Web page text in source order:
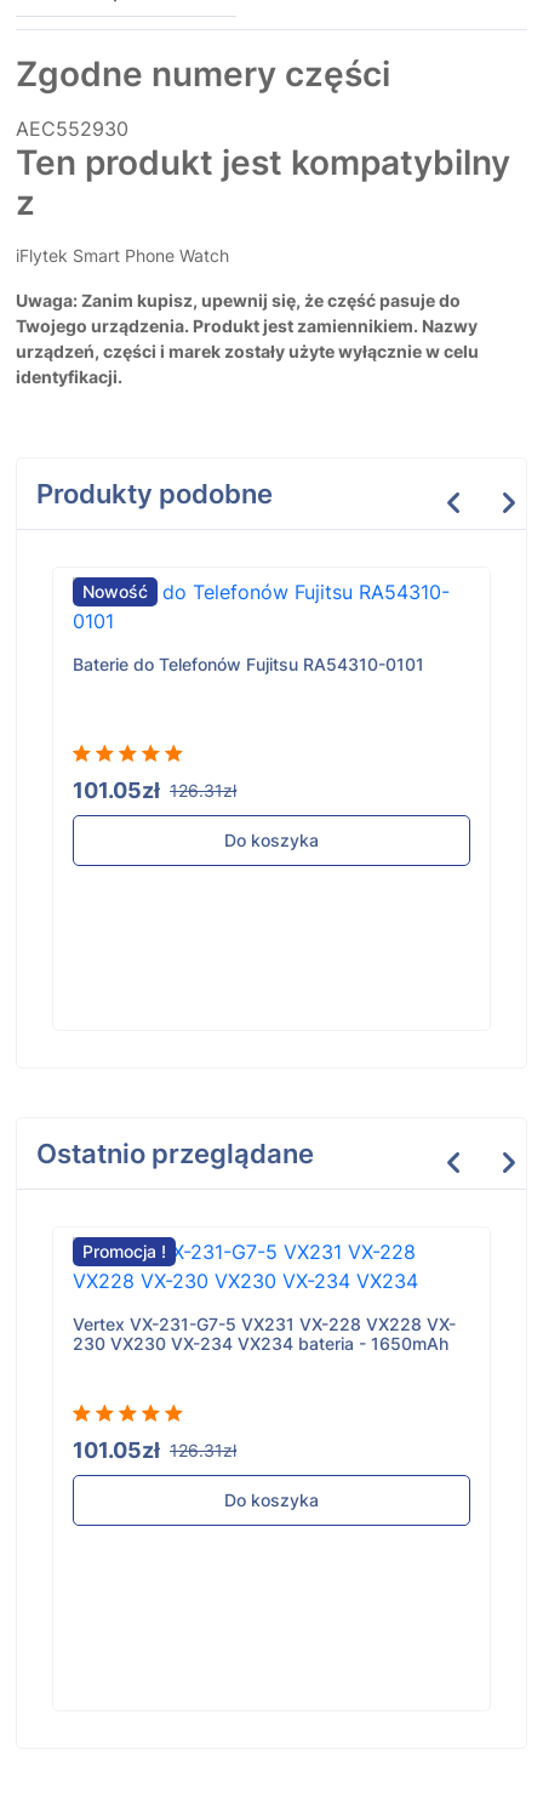
Zgodne numery części
AEC552930
Ten produkt jest kompatybilny
z
iFlytek Smart Phone Watch
Uwaga: Zanim kupisz, upewnij się, że część pasuje do
Twojego urządzenia. Produkt jest zamiennikiem. Nazwy
urządzeń, części i marek zostały użyte wyłącznie w celu
identyfikacji.
Produkty podobne
RA54310-0101
Nowość
Baterie do Telefonów Fujitsu
Ostatnio przeglądane
Promocja !
Vertex VX-231-G7-5 VX231 VX-228 VX228 VX-
230 VX230 VX-234 VX234 bateria - 1650mAh
101.05zł 126.31zł
Do koszyka